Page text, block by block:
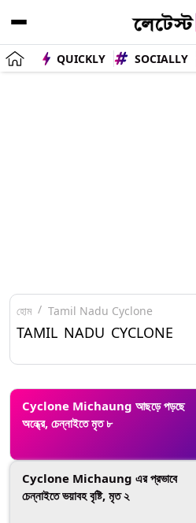
QUICKLY SOCIALLY
হোম Tamil Nadu Cyclone
TAMIL NADU CYCLONE
Cyclone Michaung আছড়ে পড়ছে
অন্ধ্রে, চেন্নাইতে মৃত ৮
Cyclone Michaung এর প্রভাবে
চেন্নাইতে ভয়াবহ বৃষ্টি, মৃত ২